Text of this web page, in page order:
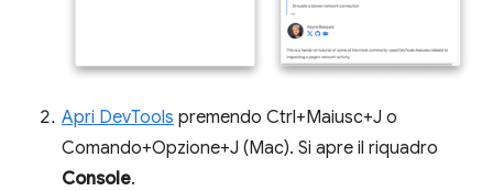
Apri DevTools premendo Ctrl+Maiusc+J o
Comando+Opzione+J (Mac). Si apre il riquadro
Console.